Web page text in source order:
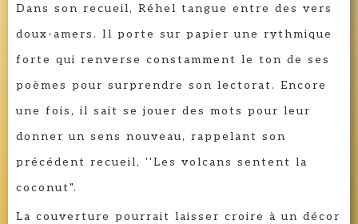
Dans son recueil, Réhel tangue entre des vers
doux-amers. Il porte sur papier une rythmique
forte qui renverse constamment le ton de ses
poèmes pour surprendre son lectorat. Encore
une fois, il sait se jouer des mots pour leur
donner un sens nouveau, rappelant son
précédent recueil, ''Les volcans sentent la
coconut".
La couverture pourrait laisser croire à un décor